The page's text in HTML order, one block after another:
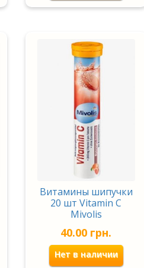
Витамины шипучки
20 шт Vitamin С
Mivolis
40.00 грн.
Нет в наличии